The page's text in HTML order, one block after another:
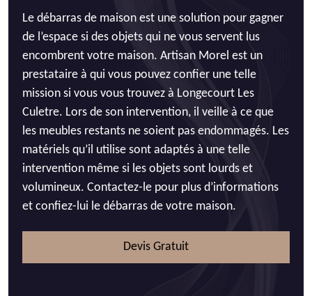
Le débarras de maison est une solution pour gagner
de l’espace si des objets qui ne vous servent lus
encombrent votre maison. Artisan Morel est un
prestataire à qui vous pouvez confier une telle
mission si vous vous trouvez à Longecourt Les
Culetre. Lors de son intervention, il veille à ce que
les meubles restants ne soient pas endommagés. Les
matériels qu’il utilise sont adaptés à une telle
intervention même si les objets sont lourds et
volumineux. Contactez-le pour plus d’informations
et confiez-lui le débarras de votre maison.
Devis Gratuit